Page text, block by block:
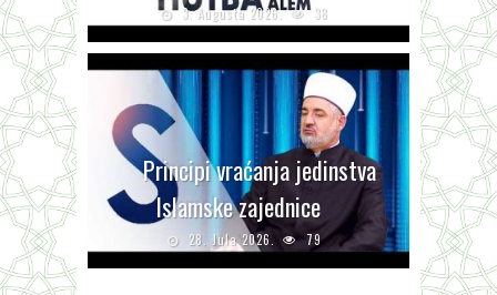
3. Augusta 2026. 38
Principi vraćanja jedinstva
Islamske zajednice
28. Jula 2026. 79